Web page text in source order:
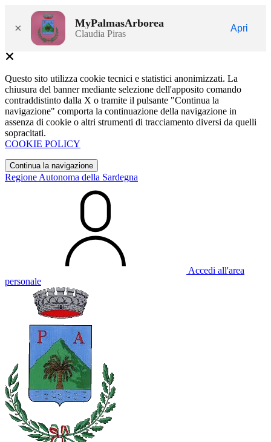
× MyPalmasArborea
Claudia Piras
Apri
Questo sito utilizza cookie tecnici e statistici anonimizzati. La
chiusura del banner mediante selezione dell'apposito comando
contraddistinto dalla X o tramite il pulsante "Continua la
navigazione" comporta la continuazione della navigazione in
assenza di cookie o altri strumenti di tracciamento diversi da quelli
sopracitati.
COOKIE POLICY
Continua la navigazione
Regione Autonoma della Sardegna
Accedi all'area
personale